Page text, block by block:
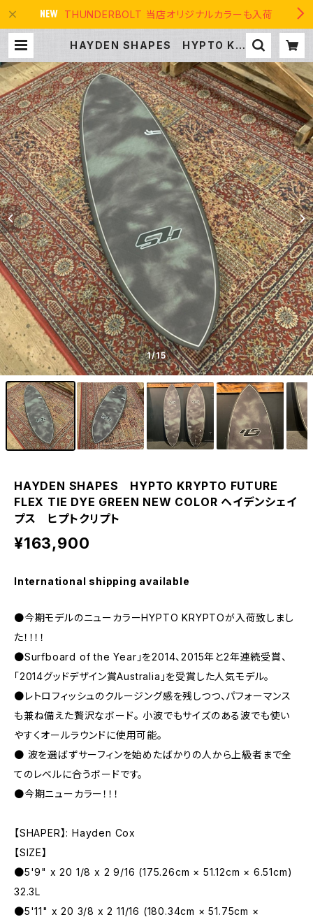
THUNDERBOLT 当店オリジナルカラーも入荷
HAYDEN SHAPES HYPTO KR
REEN NEW COLOR ヘイデンシェ
イプス ヒプトクリプト | THE USA
SURF
1/15
HAYDEN SHAPES HYPTO KRYPTO FUTURE
FLEX TIE DYE GREEN NEW COLOR ヘイデンシェイ
プス ヒプトクリプト
¥163,900
International shipping available
●今期モデルのニューカラーHYPTO KRYPTOが入荷致しまし
た！！！！
●Surfboard of the Year」を2014、2015年と2年連続受賞、
「2014グッドデザイン賞Australia」を受賞した人気モデル。
●レトロフィッシュのクルージング感を残しつつ、パフォーマンス
も兼ね備えた贅沢なボード。 小波でもサイズのある波でも使い
やすくオールラウンドに使用可能。
● 波を選ばずサーフィンを始めたばかりの人から上級者まで全
てのレベルに合うボードです。
●今期ニューカラー！！！
【SHAPER】: Hayden Cox
【SIZE】
●5'9" x 20 1/8 x 2 9/16 (175.26cm × 51.12cm × 6.51cm)
32.3L
●5'11" x 20 3/8 x 2 11/16 (180.34cm × 51.75cm ×